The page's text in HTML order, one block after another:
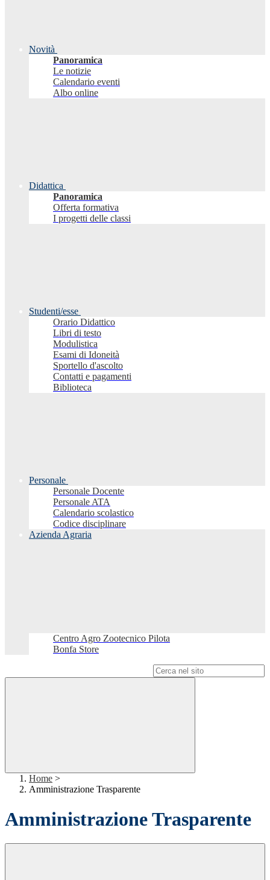
Novità
Panoramica
Le notizie
Calendario eventi
Albo online
Didattica
Panoramica
Offerta formativa
I progetti delle classi
Studenti/esse
Orario Didattico
Libri di testo
Modulistica
Esami di Idoneità
Sportello d'ascolto
Contatti e pagamenti
Biblioteca
Personale
Personale Docente
Personale ATA
Calendario scolastico
Codice disciplinare
Azienda Agraria
Centro Agro Zootecnico Pilota
Bonfa Store
Home >
Amministrazione Trasparente
Amministrazione Trasparente